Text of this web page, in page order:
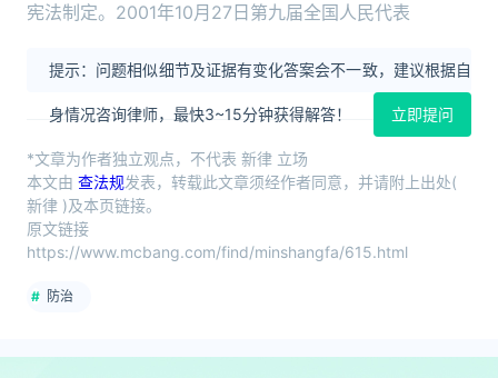
宪法制定。2001年10月27日第九届全国人民代表
提示：问题相似细节及证据有变化答案会不一致，建议根据自
身情况咨询律师，最快3~15分钟获得解答！ 立即提问
*文章为作者独立观点，不代表 新律 立场
本文由 查法规发表，转载此文章须经作者同意，并请附上出处(
新律 )及本页链接。
原文链接
https://www.mcbang.com/find/minshangfa/615.html
防治